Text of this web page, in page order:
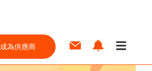
成為供應商